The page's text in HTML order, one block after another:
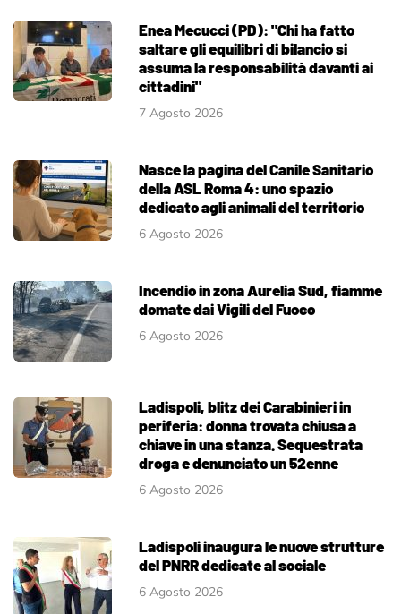
Enea Mecucci (PD): "Chi ha fatto
saltare gli equilibri di bilancio si
assuma la responsabilità davanti ai
cittadini"
7 Agosto 2026
Nasce la pagina del Canile Sanitario
della ASL Roma 4: uno spazio
dedicato agli animali del territorio
6 Agosto 2026
Incendio in zona Aurelia Sud, fiamme
domate dai Vigili del Fuoco
6 Agosto 2026
Ladispoli, blitz dei Carabinieri in
periferia: donna trovata chiusa a
chiave in una stanza. Sequestrata
droga e denunciato un 52enne
6 Agosto 2026
Ladispoli inaugura le nuove strutture
del PNRR dedicate al sociale
6 Agosto 2026